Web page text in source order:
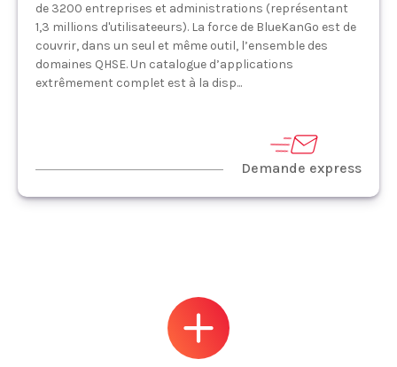
de 3200 entreprises et administrations (représentant
1,3 millions d'utilisateeurs). La force de BlueKanGo est de
couvrir, dans un seul et même outil, l’ensemble des
domaines QHSE. Un catalogue d’applications
extrêmement complet est à la disp...
Demande express